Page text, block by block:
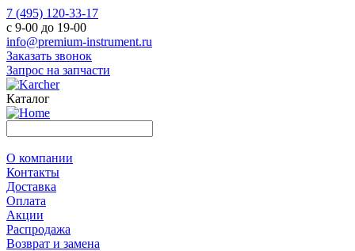
7 (495) 120-33-17
с 9-00 до 19-00
info@premium-instrument.ru
Заказать звонок
Запрос на запчасти
Каталог
О компании
Контакты
Доставка
Оплата
Акции
Распродажа
Возврат и замена